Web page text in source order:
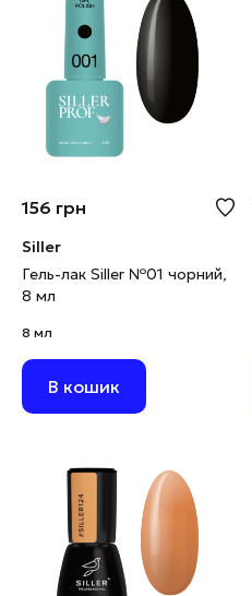
156 грн
Siller
Гель-лак Siller №01 чорний,
8 мл
8 мл
В кошик